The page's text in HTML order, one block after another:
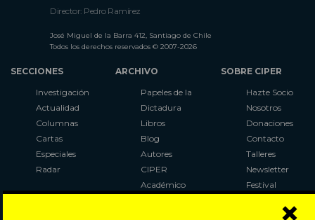
Director: Pedro Ramírez
José Miguel de la Barra 412, Santiago de Chile
Todos los derechos reservados © 2007-2026
SECCIONES
Investigación
Actualidad
Columnas
Cartas
Especiales
Radar
ARCHIVO
Papeles de la
Dictadura
Libros
Blog
Autores
CIPER
Académico
SOBRE CIPER
Hazte Socio
Nosotros
Donaciones
Contacto
Talleres
Newsletter
Festival